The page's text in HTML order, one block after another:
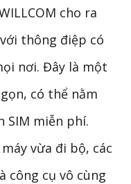
cho ra
thông điệp có
nơi. Đây là một
có thể nằm
SIM miễn phí.
vừa đi bộ, các
công cụ vô cùng